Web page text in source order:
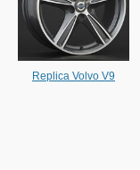
Replica Volvo V9